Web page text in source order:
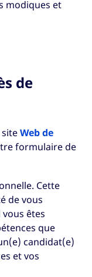
modiques et
de
Web de
formulaire de
Cette
de vous
êtes
que
candidat(e)
et vos